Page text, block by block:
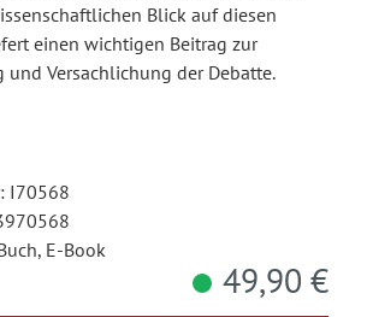
Blick auf diesen
einen wichtigen Beitrag zur
und Versachlichung der Debatte.
I70568
E-Book
49,90 €